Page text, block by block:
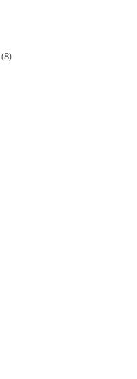
(8)